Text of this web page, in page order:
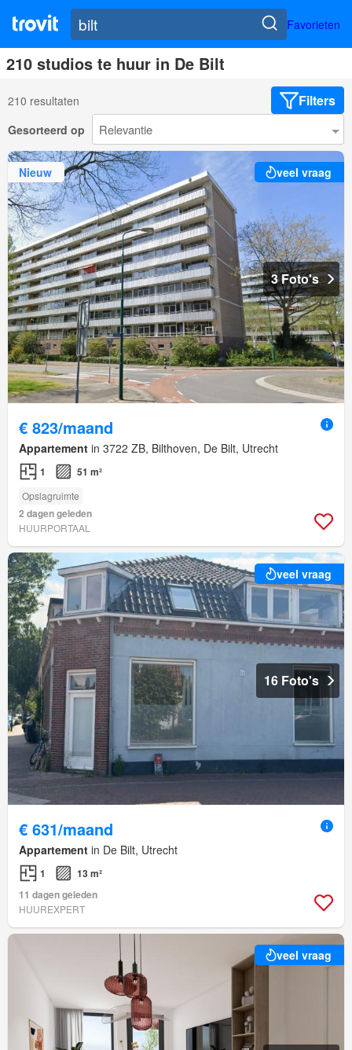
Favorieten
210 studios te huur in De Bilt
210 resultaten Filters
Gesorteerd op
Nieuw veel vraag
3 Foto's
€ 823/maand
Appartement in 3722 ZB, Bilthoven, De Bilt, Utrecht
1 51 m²
Opslagruimte
2 dagen geleden
HUURPORTAAL
veel vraag
16 Foto's
€ 631/maand
Appartement in De Bilt, Utrecht
1
13 m²
11 dagen geleden
HUUREXPERT
veel vraag